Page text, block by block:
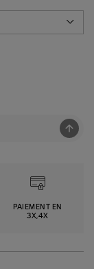
PAIEMENT EN
3X,4X